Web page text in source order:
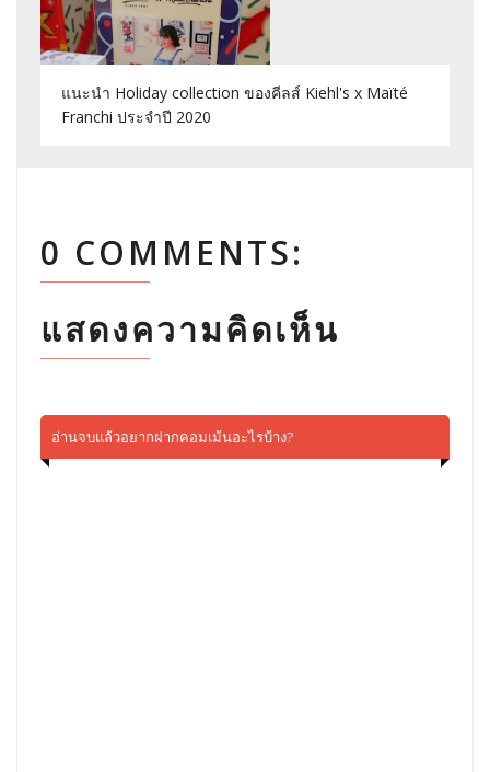
แนะนำ Holiday collection ของคีลส์ Kiehl's x Maïté
Franchi ประจำปี 2020
0 COMMENTS:
แสดงความคิดเห็น
อ่านจบแล้วอยากฝากคอมเม้นอะไรบ้าง?